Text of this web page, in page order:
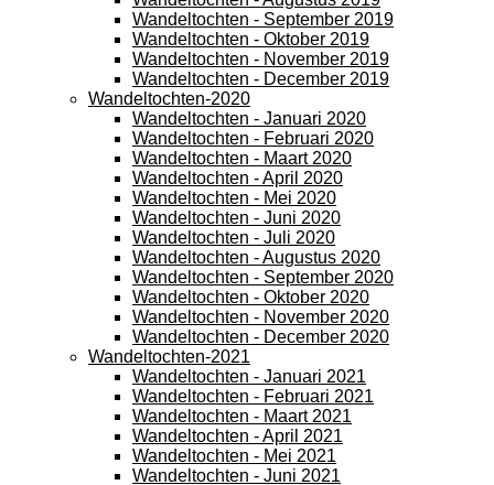
Wandeltochten - September 2019
Wandeltochten - Oktober 2019
Wandeltochten - November 2019
Wandeltochten - December 2019
Wandeltochten-2020
Wandeltochten - Januari 2020
Wandeltochten - Februari 2020
Wandeltochten - Maart 2020
Wandeltochten - April 2020
Wandeltochten - Mei 2020
Wandeltochten - Juni 2020
Wandeltochten - Juli 2020
Wandeltochten - Augustus 2020
Wandeltochten - September 2020
Wandeltochten - Oktober 2020
Wandeltochten - November 2020
Wandeltochten - December 2020
Wandeltochten-2021
Wandeltochten - Januari 2021
Wandeltochten - Februari 2021
Wandeltochten - Maart 2021
Wandeltochten - April 2021
Wandeltochten - Mei 2021
Wandeltochten - Juni 2021